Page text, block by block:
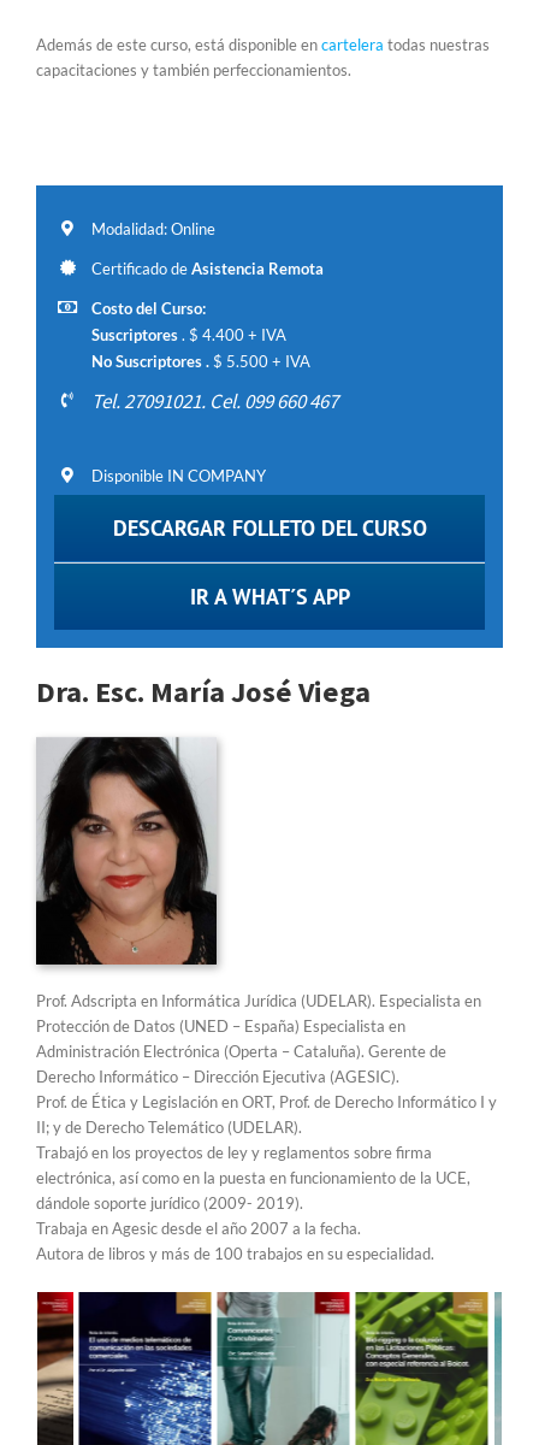
Además de este curso, está disponible encartelera todas nuestras
capacitaciones y también perfeccionamientos.
Modalidad: Online
Certificado deAsistencia Remota
Costo del Curso:
Suscriptores. $ 4.400 + IVA
No Suscriptores .$ 5.500 + IVA
Tel. 27091021. Cel. 099 660 467
Disponible IN COMPANY
DESCARGAR FOLLETO DEL CURSO
IR A WHAT´S APP
Dra. Esc. María José Viega
Prof. Adscripta en Informática Jurídica (UDELAR). Especialista en
Protección de Datos (UNED – España) Especialista en
Administración Electrónica (Operta – Cataluña). Gerente de
Derecho Informático – Dirección Ejecutiva (AGESIC).
Prof. de Ética y Legislación en ORT, Prof. de Derecho Informático I y
II; y de Derecho Telemático (UDELAR).
Trabajó en los proyectos de ley y reglamentos sobre firma
electrónica, así como en la puesta en funcionamiento de la UCE,
dándole soporte jurídico (2009- 2019).
Trabaja en Agesic desde el año 2007 a la fecha.
Autora de libros y más de 100 trabajos en su especialidad.